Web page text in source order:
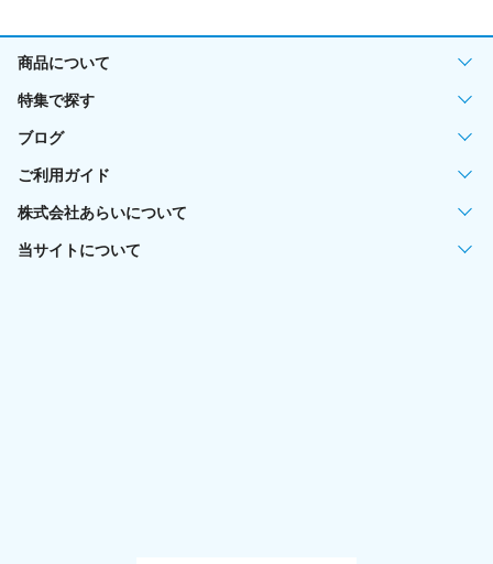
商品について
特集で探す
ブログ
ご利用ガイド
株式会社あらいについて
当サイトについて